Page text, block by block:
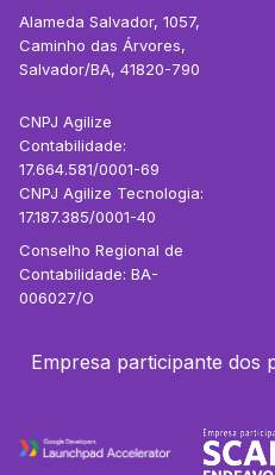
Alameda Salvador, 1057,
Caminho das Árvores,
Salvador/BA, 41820-790
CNPJ Agilize
Contabilidade:
17.664.581/0001-69
CNPJ Agilize Tecnologia:
17.187.385/0001-40
Conselho Regional de
Contabilidade: BA-
006027/O
Empresa participante dos